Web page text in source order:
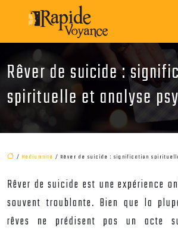
Rêver de suicide :
spirituelle et analyse
/ Médiumnité / Rêver de suicide : signification
Rêver de suicide est une expérience
souvent troublante. Bien que la
rêves ne prédisent pas un acte